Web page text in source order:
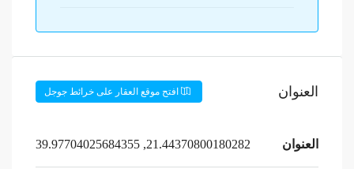
العنوان افتح موقع العقار على خرائط جوجل
العنوان 21.44370800180282, 39.97704025684355